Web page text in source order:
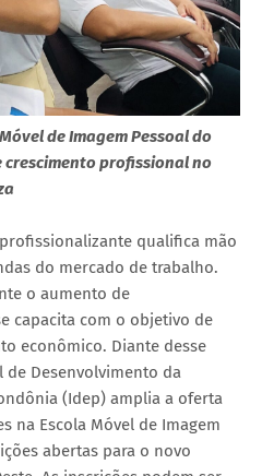
de Imagem Pessoal do
crescimento profissional no
qualifica mão
do mercado de trabalho.
o aumento de
capacita com o objetivo de
econômico. Diante desse
Desenvolvimento da
(Idep) amplia a oferta
na Escola Móvel de Imagem
abertas para o novo